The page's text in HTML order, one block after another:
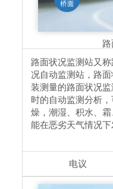
路面状况监测站又
况自动监测站，路
装测量的路面状况
时的自动监测分析
燥，潮湿、积水、
能在恶劣天气情况
电议